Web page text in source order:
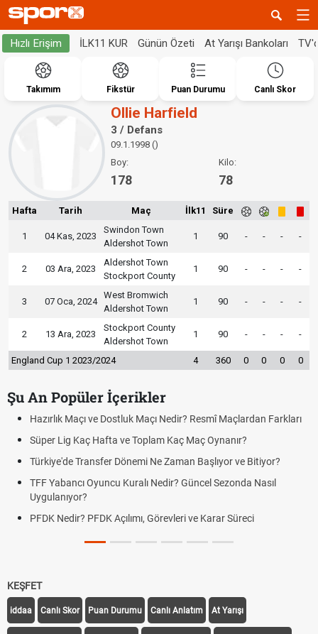
Hızlı Erişim İLK11 KUR Günün Özeti At Yarışı Bankoları
Takımım Fikstür Puan Durumu Canlı Skor
Ollie Harfield
3 / Defans
09.1.1998 ()
Boy:
178
Kilo:
78
Hafta Tarih Maç İlk11 Süre
1 04 Kas, 2023
Swindon Town
Aldershot Town
1 90 - - - -
2 03 Ara, 2023
Aldershot Town
Stockport County
1 90 - - - -
3 07 Oca, 2024
West Bromwich
Aldershot Town
1 90 - - - -
2 13 Ara, 2023
Stockport County
Aldershot Town
1 90 - - - -
England Cup 1 2023/2024 4 360 0 0 0 0
Şu An Popüler İçerikler
Hazırlık Maçı ve Dostluk Maçı Nedir? Resmî Maçlardan Farkları
Süper Lig Kaç Hafta ve Toplam Kaç Maç Oynanır?
Türkiye'de Transfer Dönemi Ne Zaman Başlıyor ve Bitiyor?
TFF Yabancı Oyuncu Kuralı Nedir? Güncel Sezonda Nasıl
Uygulanıyor?
PFDK Nedir? PFDK Açılımı, Görevleri ve Karar Süreci
KEŞFET
iddaa Canlı Skor Puan Durumu Canlı Anlatım At Yarışı